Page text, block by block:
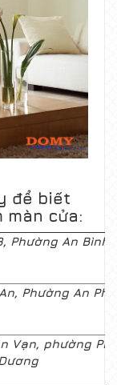
để biết
màn cửa:
Phường An Bình,
Phường An
Vạn, phường